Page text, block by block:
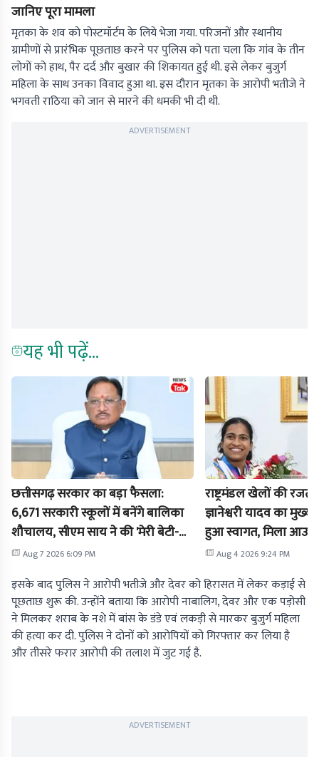
जानिए पूरा मामला
मृतका के शव को पोस्टमॉर्टम के लिये भेजा गया. परिजनों और स्थानीय
ग्रामीणों से प्रारंभिक पूछताछ करने पर पुलिस को पता चला कि गांव के तीन
लोगों को हाथ, पैर दर्द और बुखार की शिकायत हुई थी. इसे लेकर बुजुर्ग
महिला के साथ उनका विवाद हुआ था. इस दौरान मृतका के आरोपी भतीजे ने
भगवती राठिया को जान से मारने की धमकी भी दी थी.
ADVERTISEMENT
यह भी पढ़ें...
छत्तीसगढ़ सरकार का बड़ा फैसला:
6,671 सरकारी स्कूलों में बनेंगे बालिका
शौचालय, सीएम साय ने की 'मेरी बेटी-
मेरा अभिमान' अभियान की शुरुआत
Aug 7 2026 6:09 PM
राष्ट्रमंडल खेलों की
ज्ञानेश्वरी यादव का
हुआ स्वागत, मिला
प्रमोशन
Aug 4 2026 9:24 PM
इसके बाद पुलिस ने आरोपी भतीजे और देवर को हिरासत में लेकर कड़ाई से
पूछताछ शुरू की. उन्होंने बताया कि आरोपी नाबालिग, देवर और एक पड़ोसी
ने मिलकर शराब के नशे में बांस के डंडे एवं लकड़ी से मारकर बुजुर्ग महिला
की हत्या कर दी. पुलिस ने दोनों को आरोपियों को गिरफ्तार कर लिया है
और तीसरे फरार आरोपी की तलाश में जुट गई है.
ADVERTISEMENT